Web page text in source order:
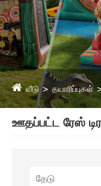
வீடு தயாரிப்புகள்
ஊதப்பட்ட ரேஸ்